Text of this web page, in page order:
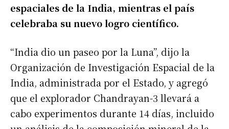
espaciales de la India, mientras el país
celebraba su nuevo logro científico.
“India dio un paseo por la Luna”, dijo la
Organización de Investigación Espacial de la
India, administrada por el Estado, y agregó
que el explorador Chandrayan-3 llevará a
cabo experimentos durante 14 días, incluido